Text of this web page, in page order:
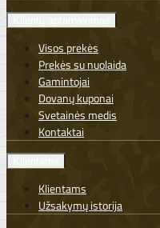
Visos prekės
Prekės su nuolaida
Gamintojai
Dovanų kuponai
Svetainės medis
Kontaktai
Klientams
Užsakymų istorija